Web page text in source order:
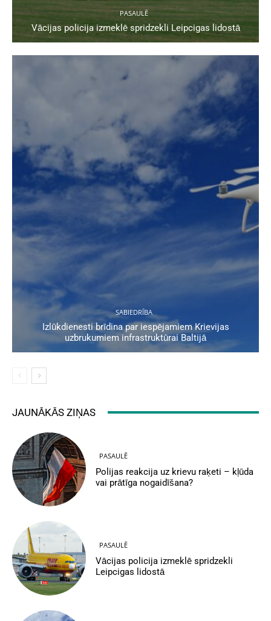
PASAULĒ
Vācijas policija izmeklē spridzekli Leipcigas lidostā
SABIEDRĪBA
Izlūkdienesti brīdina par iespējamiem Krievijas
uzbrukumiem infrastruktūrai Baltijā
JAUNĀKĀS ZIŅAS
PASAULĒ
Polijas reakcija uz krievu raķeti – kļūda
vai prātīga nogaidīšana?
PASAULĒ
Vācijas policija izmeklē spridzekli
Leipcigas lidostā